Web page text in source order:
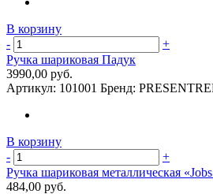
В корзину
-
+
Ручка шариковая Падук
3990,00 руб.
Артикул: 101001 Бренд:
В корзину
-
+
Ручка шариковая металлическая
484,00 руб.